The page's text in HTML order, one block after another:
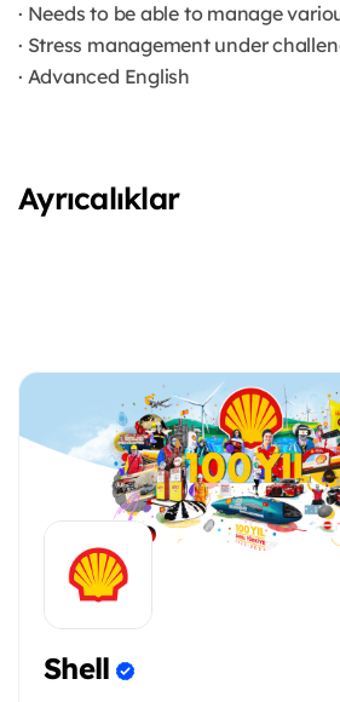
· Needs to be able to manage
· Stress management under
· Advanced English
Ayrıcalıklar
Shell